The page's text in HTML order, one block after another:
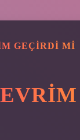
GEÇIRDI MI